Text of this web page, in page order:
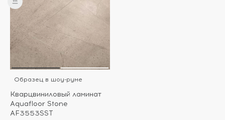
Образец в шоу-руме
Кварцвиниловый ламинат
Aquafloor Stone
AF3553SST